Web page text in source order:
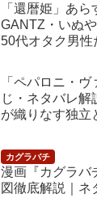
「還暦姫」あ
GANTZ・いぬ
50代オタク男性
「ペパロニ・
じ・ネタバレ解
が織りなす独立
漫画『カグラバ
図徹底解説｜ネ